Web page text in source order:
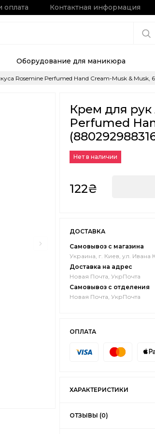
оплата Контактная информация
Оборудование для маникюра
Rosemine Perfumed Hand Cream-Musk & Musk,
Крем для
Perfumed
Нет в наличии
122₴
ДОСТАВКА
Самовывоз с магазина
Украина, г. Киев, ул. Ивана
Доставка на адрес
Новая Почта, УкрПочта
Самовывоз с отделения
Новая Почта, УкрПочта
ОПЛАТА
ХАРАКТЕРИСТИКИ
ОТЗЫВЫ (0)